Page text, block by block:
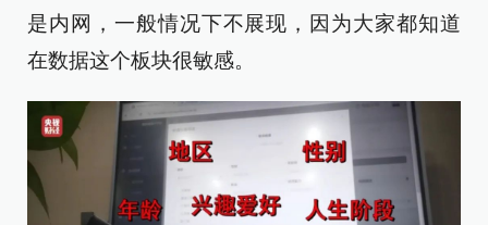
是内网，一般情况下不展现，因为大家都知道
在数据这个板块很敏感。